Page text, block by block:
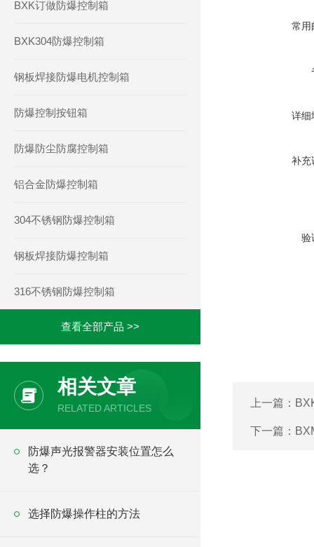
BXK订做防爆控制箱
BXK304防爆控制箱
钢板焊接防爆电机控制箱
防爆控制按钮箱
防爆防尘防腐控制箱
铝合金防爆控制箱
304不锈钢防爆控制箱
钢板焊接防爆控制箱
316不锈钢防爆控制箱
查看全部产品 >>
相关文章
RELATED ARTICLES
防爆声光报警器安装位置怎么
选？
选择防爆操作柱的方法
常用
详细
补充
验
上一篇：
下一篇：